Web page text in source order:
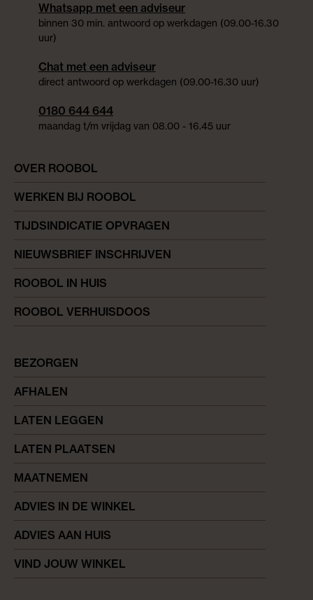
OVER ROOBOL
WERKEN BIJ ROOBOL
TIJDSINDICATIE OPVRAGEN
NIEUWSBRIEF INSCHRIJVEN
ROOBOL IN HUIS
ROOBOL VERHUISDOOS
BEZORGEN
AFHALEN
LATEN LEGGEN
LATEN PLAATSEN
MAATNEMEN
ADVIES IN DE WINKEL
ADVIES AAN HUIS
VIND JOUW WINKEL
Whatsapp met een adviseur
binnen 30 min. antwoord op werkdagen (09.00-16.30
uur)
Chat met een adviseur
direct antwoord op werkdagen (09.00-16.30 uur)
0180 644 644
maandag t/m vrijdag van 08.00 - 16.45 uur